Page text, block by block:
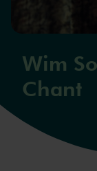
Wim
Chant